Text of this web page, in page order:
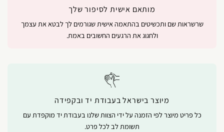
מותאם אישית לסיפור שלך
שרשראות שם ותכשיטים בהתאמה אישית שגורמים לך לבטא את עצמך
ולחגוג את הרגעים החשובים באמת.
מיוצר בישראל בעבודת יד ובקפידה
כל פריט מיוצר לפי הזמנה על ידי הצוות שלנו בעבודת יד מוקפדת עם
תשומת לב לכל פרט.